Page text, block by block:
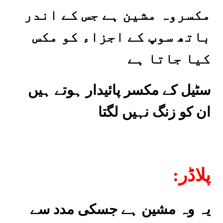
مکسروہ مشین ہے جس کے اندر
باتھ سوپ کے اجزاء کو مکس
کیا جاتا ہے
سٹیل کے مکسر پائیدار ہوتے ہیں
ان کو زنگ نہیں لگتا
:پلاڈر
یہ وہ مشین ہے جسکی مدد سے